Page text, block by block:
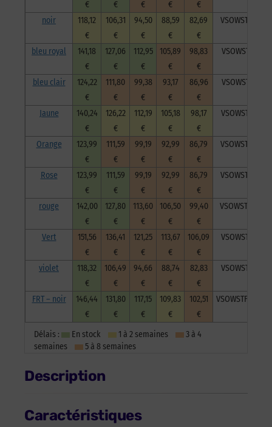
€
€
€
€
€
noir
118,12
€
106,31
€
94,50
€
88,59
€
82,69
€
bleu royal
141,18
€
127,06
€
112,95
€
105,89
€
98,83
€
bleu clair
124,22
€
111,80
€
99,38
€
93,17
€
86,96
€
Jaune
140,24
€
126,22
€
112,19
€
105,18
€
98,17
€
Orange
123,99
€
111,59
€
99,19
€
92,99
€
86,79
€
Rose
123,99
€
111,59
€
99,19
€
92,99
€
86,79
€
rouge
142,00
€
127,80
€
113,60
€
106,50
€
99,40
€
Vert
151,56
€
136,41
€
121,25
€
113,67
€
106,09
€
violet
118,32
€
106,49
€
94,66
€
88,74
€
82,83
€
FRT – noir
146,44
€
131,80
€
117,15
€
109,83
€
102,51
€
Délais : En stock 1 à 2 semaines
3 à 4
semaines
5 à 8 semaines
Description
Caractéristiques